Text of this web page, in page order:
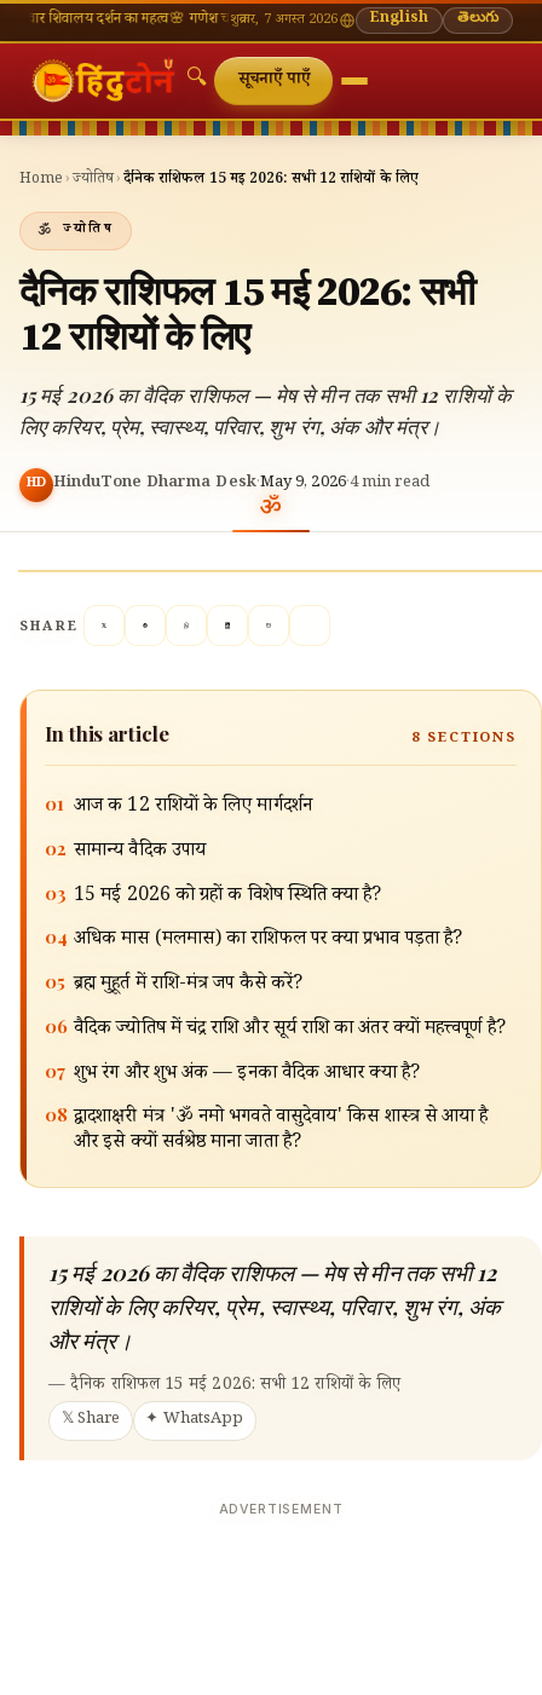
दर्शन का महत्व🌸 गणेश चतुर्थी — भाद्रपद शुक्ल चतुर्थी⛩ काशी विश्वनाथ — आज के दर्शन समय
शुक्रवार, 7 अगस्त 2026 English తెలుగు
🔍 सूचनाएँ पाएँ
Home ›ज्योतिष›दैनिक राशिफल 15 मई 2026: सभी 12 राशियों के लिए
ज्योतिष
दैनिक राशिफल 15 मई 2026: सभी
12 राशियों के लिए
15 मई 2026 का वैदिक राशिफल — मेष से मीन तक सभी 12 राशियों के
लिए करियर, प्रेम, स्वास्थ्य, परिवार, शुभ रंग, अंक और मंत्र।
HD HinduTone Dharma Desk·May 9, 2026·4min read
SHARE
In this article 8 SECTIONS
01 आज की 12 राशियों के लिए मार्गदर्शन
02 सामान्य वैदिक उपाय
03 15 मई 2026 को ग्रहों की विशेष स्थिति क्या है?
04 अधिक मास (मलमास) का राशिफल पर क्या प्रभाव पड़ता है?
05 ब्रह्म मुहूर्त में राशि-मंत्र जप कैसे करें?
06 वैदिक ज्योतिष में चंद्र राशि और सूर्य राशि का अंतर क्यों महत्त्वपूर्ण है?
07 शुभ रंग और शुभ अंक — इनका वैदिक आधार क्या है?
08 द्वादशाक्षरी मंत्र 'ॐ नमो भगवते वासुदेवाय' किस शास्त्र से आया है
और इसे क्यों सर्वश्रेष्ठ माना जाता है?
15 मई 2026 का वैदिक राशिफल — मेष से मीन तक सभी 12
राशियों के लिए करियर, प्रेम, स्वास्थ्य, परिवार, शुभ रंग, अंक
और मंत्र।
—दैनिक राशिफल 15 मई 2026: सभी 12 राशियों के लिए
𝕏 Share ✦ WhatsApp
ADVERTISEMENT